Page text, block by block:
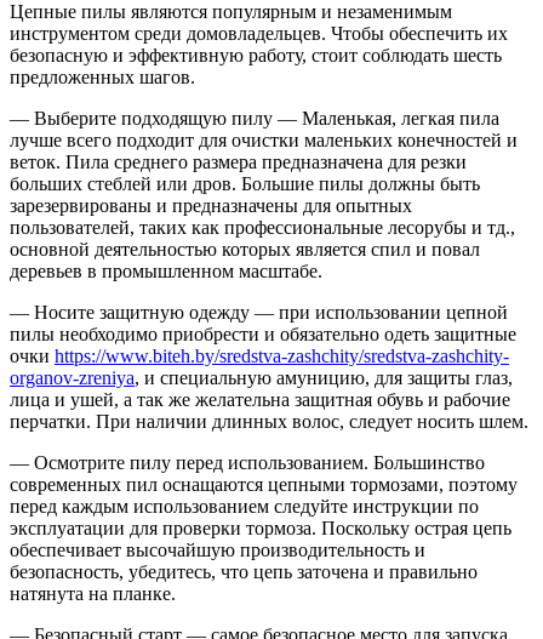
Цепные пилы являются популярным и незаменимым
инструментом среди домовладельцев. Чтобы обеспечить их
безопасную и эффективную работу, стоит соблюдать шесть
предложенных шагов.
— Выберите подходящую пилу — Маленькая, легкая пила
лучше всего подходит для очистки маленьких конечностей и
веток. Пила среднего размера предназначена для резки
больших стеблей или дров. Большие пилы должны быть
зарезервированы и предназначены для опытных
пользователей, таких как профессиональные лесорубы и тд.,
основной деятельностью которых является спил и повал
деревьев в промышленном масштабе.
— Носите защитную одежду — при использовании цепной
пилы необходимо приобрести и обязательно одеть защитные
очки https://www.biteh.by/sredstva-zashchity/sredstva-zashchity-
organov-zreniya, и специальную амуницию, для защиты глаз,
лица и ушей, а так же желательна защитная обувь и рабочие
перчатки. При наличии длинных волос, следует носить шлем.
— Осмотрите пилу перед использованием. Большинство
современных пил оснащаются цепными тормозами, поэтому
перед каждым использованием следуйте инструкции по
эксплуатации для проверки тормоза. Поскольку острая цепь
обеспечивает высочайшую производительность и
безопасность, убедитесь, что цепь заточена и правильно
натянута на планке.